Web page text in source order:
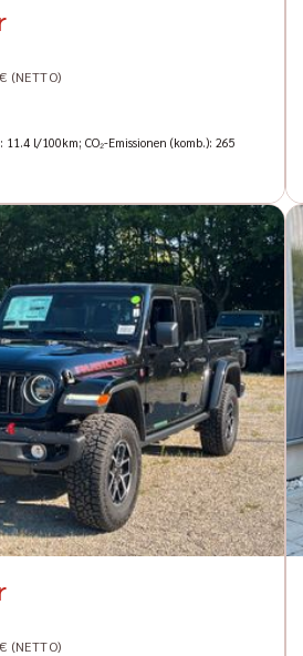
(NETTO)
l/100km; CO₂-Emissionen (komb.): 265
(NETTO)